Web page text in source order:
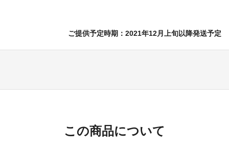
ご提供予定時期：2021年12月上旬以降発送予定
この商品について